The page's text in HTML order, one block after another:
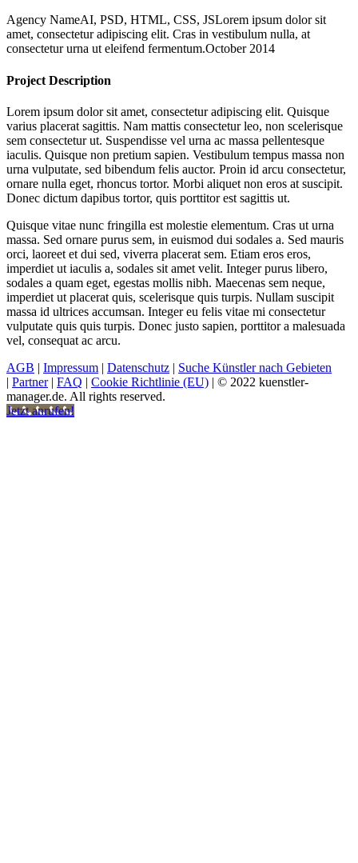
Agency NameAI, PSD, HTML, CSS, JSLorem ipsum dolor sit
amet, consectetur adipiscing elit. Cras in vestibulum nulla, at
consectetur urna ut eleifend fermentum.October 2014
Project Description
Lorem ipsum dolor sit amet, consectetur adipiscing elit. Quisque
varius placerat sagittis. Nam mattis consectetur leo, non scelerisque
sem consectetur ut. Suspendisse vel urna ac massa pellentesque
iaculis. Quisque non pretium sapien. Vestibulum tempus massa non
urna vulputate, sed bibendum felis auctor. Proin id arcu consectetur,
ornare nulla eget, rhoncus tortor. Morbi aliquet non eros at suscipit.
Donec dictum dapibus tortor, quis porttitor est sagittis ut.
Quisque vitae nunc fringilla est molestie elementum. Cras ut urna
massa. Sed ornare purus sem, in euismod dui sodales a. Sed mauris
orci, laoreet et dui sed, viverra placerat sem. Etiam eros eros,
imperdiet ut iaculis a, sodales sit amet velit. Integer purus libero,
sodales a quam eget, egestas mollis nibh. Maecenas sem neque,
imperdiet ut placerat quis, scelerisque quis turpis. Nullam suscipit
massa id ultrices accumsan. Integer eu felis vitae mi consectetur
vulputate quis quis turpis. Donec justo sapien, porttitor a malesuada
vel, consequat ac arcu.
AGB | Impressum | Datenschutz | Suche Künstler nach Gebieten
| Partner| FAQ | Cookie Richtlinie (EU) | © 2022 kuenstler-
manager.de. All rights reserved.
Jetzt anrufen!